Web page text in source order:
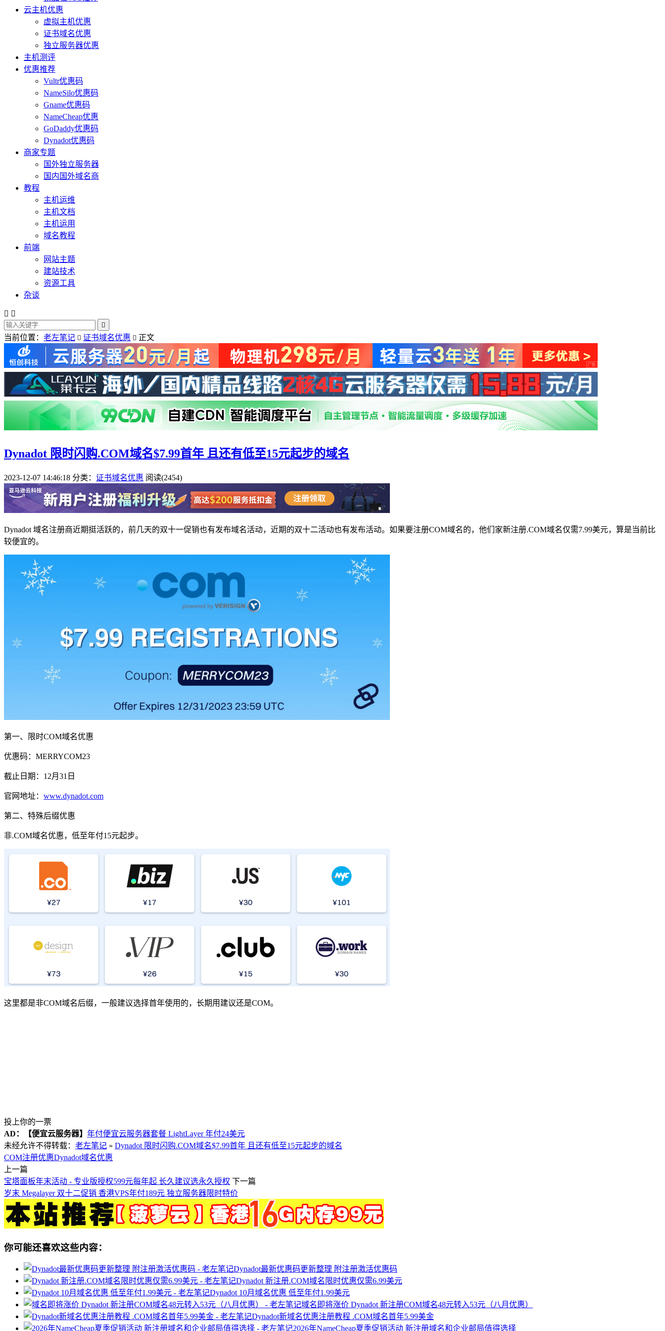
云主机优惠
虚拟主机优惠
证书域名优惠
独立服务器优惠
主机测评
优惠推荐
Vultr优惠码
NameSilo优惠码
Gname优惠码
NameCheap优惠
GoDaddy优惠码
Dynadot优惠码
商家专题
国外独立服务器
国内国外域名商
教程
主机运维
主机文档
主机运用
域名教程
前端
网站主题
建站技术
资源工具
杂谈
 

当前位置： 老左笔记  证书域名优惠  正文
Dynadot 限时闪购.COM域名$7.99首年 且还有低至15元起步的域名
2023-12-07 14:46:18 分类： 证书域名优惠 阅读(2454)
Dynadot 域名注册商近期挺活跃的，前几天的双十一促销也有发布域名活动，近期的双十二活动也有发布活动。如果要注册COM域名的，他们家新注册.COM域名仅需7.99美元，算是当前比
较便宜的。
第一、限时COM域名优惠
优惠码： MERRYCOM23
截止日期：12月31日
官网地址： www.dynadot.com
第二、特殊后缀优惠
非.COM域名优惠，低至年付15元起步。
这里都是非COM域名后缀，一般建议选择首年使用的，长期用建议还是COM。
投上你的一票
AD：
【便宜云服务器】 年付便宜云服务器套餐 LightLayer 年付24美元
未经允许不得转载： 老左笔记 » Dynadot 限时闪购.COM域名$7.99首年 且还有低至15元起步的域名
COM注册优惠Dynadot域名优惠
上一篇
宝塔面板年末活动 - 专业版授权599元每年起 长久建议选永久授权 下一篇
岁末 Megalayer 双十二促销 香港VPS年付189元 独立服务器限时特价
你可能还喜欢这些内容：
Dynadot最新优惠码更新整理 附注册激活优惠码
Dynadot 新注册.COM域名限时优惠仅需6.99美元
Dynadot 10月域名优惠 低至年付1.99美元
域名即将涨价 Dynadot 新注册COM域名48元转入53元（八月优惠）
Dynadot新域名优惠注册教程 .COM域名首年5.99美金
2026年NameCheap夏季促销活动 新注册域名和企业邮局值得选择